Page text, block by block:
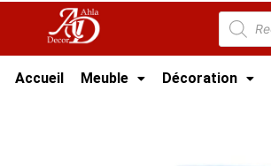
Accueil Meuble Décoration